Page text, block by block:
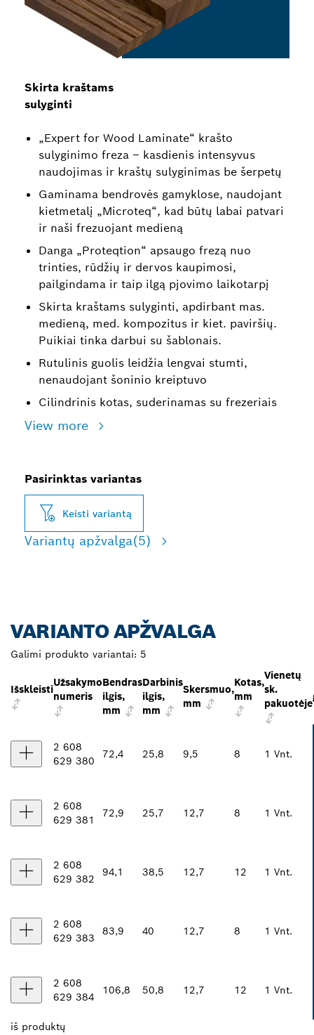
Skirta kraštams
sulyginti
„Expert for Wood Laminate“ krašto
sulyginimo freza – kasdienis intensyvus
naudojimas ir kraštų sulyginimas be šerpetų
Gaminama bendrovės gamyklose, naudojant
kietmetalį „Microteq“, kad būtų labai patvari
ir naši frezuojant medieną
Danga „Proteqtion“ apsaugo frezą nuo
trinties, rūdžių ir dervos kaupimosi,
pailgindama ir taip ilgą pjovimo laikotarpį
Skirta kraštams sulyginti, apdirbant mas.
medieną, med. kompozitus ir kiet. paviršių.
Puikiai tinka darbui su šablonais.
Rutulinis guolis leidžia lengvai stumti,
nenaudojant šoninio kreiptuvo
Cilindrinis kotas, suderinamas su frezeriais
View more
Pasirinktas variantas
Keisti variantą
Variantų apžvalga(5)
VARIANTO APŽVALGA
Galimi produkto variantai: 5
Išskleisti
Užsakymo
numeris
Bendras
ilgis,
mm
Darbinis
ilgis,
mm
Skersmuo,
mm
Kotas,
mm
Vienetų
sk.
pakuotėje
2 608
629 380
72,4 25,8 9,5 8 1 Vnt.
2 608
629 381
72,9 25,7 12,7 8 1 Vnt.
2 608
629 382
94,1 38,5 12,7 12 1 Vnt.
2 608
629 383
83,9 40 12,7 8 1 Vnt.
2 608
629 384
106,8 50,8 12,7 12 1 Vnt.
iš produktų